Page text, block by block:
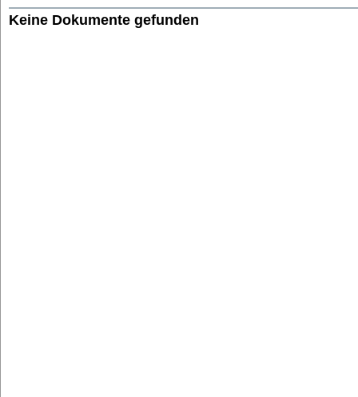
Keine Dokumente gefunden